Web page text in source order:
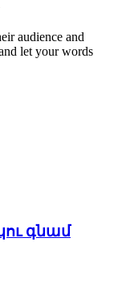
audience and
let your words
գնամ